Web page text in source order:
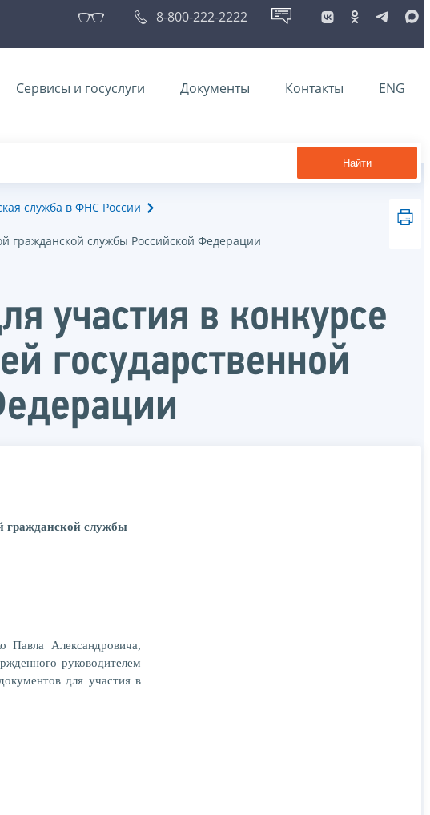
8-800-222-2222
Сервисы и госуслуги Документы Контакты ENG
Найти
служба в ФНС России
гражданской службы Российской Федерации
участия в конкурсе
государственной
гражданской службы
Александровича,
руководителем
для участия в